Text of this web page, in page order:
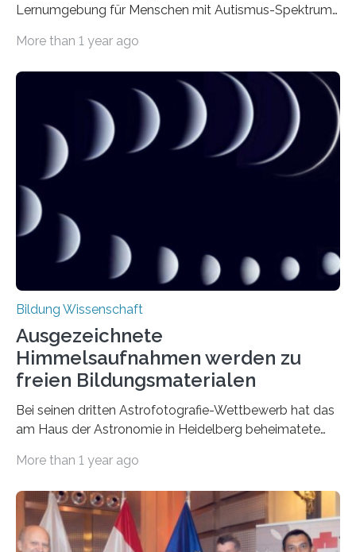
Lernumgebung für Menschen mit Autismus-Spektrum-
Ingenieurpädagogen der Otto-von-Guericke-
Dr. Frank Bünning, Professur für Ingenieurpädagogik
und Didaktik der technischen Bildung, in einem von
Erasmus+ geförderten Forschungsprojekt den Prototyp
einer virtuellen Lernumgebung für Kinder und
Jugendliche mit Autismus-Spektrum-Störung (ASS)
entwickelt. Durch den Einsatz können Betroffene
gezielt und im geschützten Raum die soziale
Interaktion mit ihrer Umwelt trainieren und ihren Alltag
besser meistern. „Soziale und emotionale Signale sind
More than 1 year ago
Bildung Wissenschaft
Ausgezeichnete
Himmelsaufnahmen werden zu
freien Bildungsmaterialen
Bei seinen dritten Astrofotografie-Wettbewerb hat das
am Haus der Astronomie in Heidelberg beheimatete
den scheinbaren Bewegungen des Himmels vom Weg
zu den Bewegungen der Sterne am Nachthimmel und
den wechselnden Phasen der Venus ebenso
ausgezeichnet wie eindrucksvolle Himmelsaufnahmen,
More than 1 year ago